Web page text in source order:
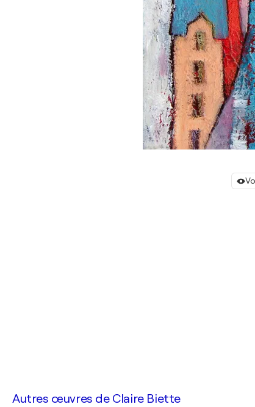
Autres œuvres de Claire Biette